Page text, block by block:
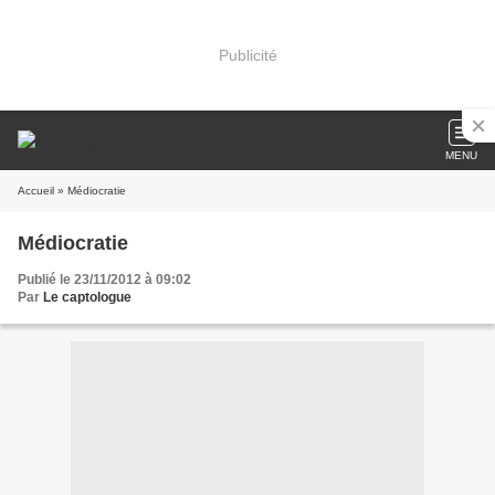
Publicité
MENU
Accueil » Médiocratie
Médiocratie
Publié le 23/11/2012 à 09:02
Par Le captologue